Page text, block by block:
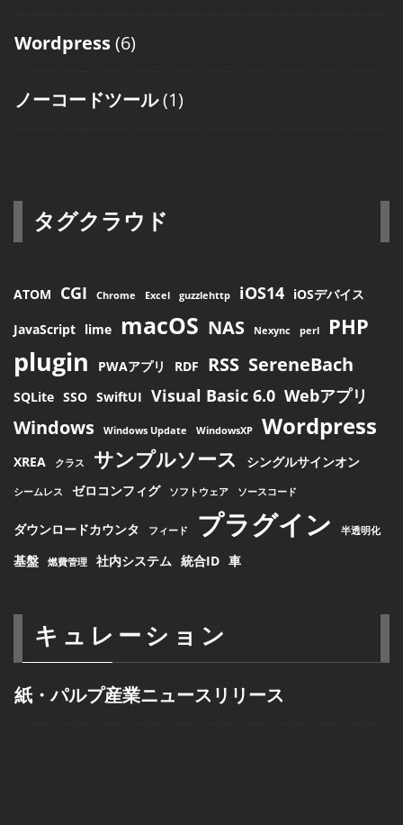
Wordpress(6)
ノーコードツール(1)
タグクラウド
ATOM CGI Chrome Excel guzzlehttp iOS14 iOSデバイス
JavaScript lime macOS NAS Nexync perl PHP
plugin PWAアプリ RDF RSS SereneBach
SQLite SSO SwiftUI Visual Basic 6.0 Webアプリ
Windows Windows Update WindowsXP Wordpress
XREA クラス サンプルソース シングルサインオン
シームレス ゼロコンフィグ ソフトウェア ソースコード
ダウンロードカウンタ フィード プラグイン 半透明化
基盤 燃費管理 社内システム 統合ID 車
キュレーション
紙・パルプ産業ニュースリリース